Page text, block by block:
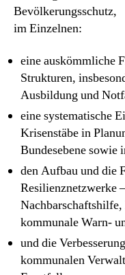
Bevölkerungsschutz,
im Einzelnen:
eine auskömmliche
Strukturen,
Ausbildung und
eine systematische
Krisenstäbe in
Bundesebene
den Aufbau und die
Resilienznetzwerke
kommunale Warn-
und die
kommunalen